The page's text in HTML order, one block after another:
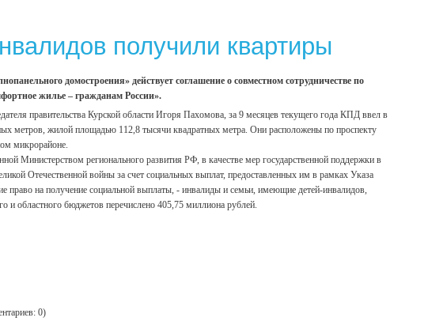
получили квартиры
домостроения» действует соглашение о совместном сотрудничестве по
жилье – гражданам России».
правительства Курской области Игоря Пахомова, за 9 месяцев текущего года КПД ввел в
метров, жилой площадью 112,8 тысячи квадратных метра. Они расположены по проспекту
микрорайоне.
Министерством регионального развития РФ, в качестве мер государственной поддержки в
Отечественной войны за счет социальных выплат, предоставленных им в рамках Указа
на получение социальной выплаты, - инвалиды и семьи, имеющие детей-инвалидов,
и областного бюджетов перечислено 405,75 миллиона рублей.
0)